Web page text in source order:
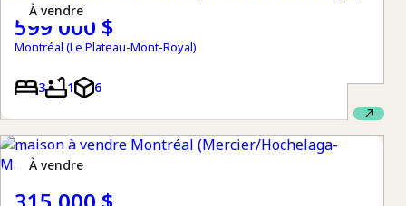
à vendre
599 000 $
Montréal (Le Plateau-Mont-Royal)
3 1 6
à vendre